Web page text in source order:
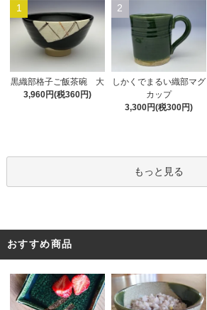
1
黒織部格子ご飯茶碗 大
3,960円(税360円)
2
しかくでまるい織部マグ
カップ
3,300円(税300円)
もっと見る
おすすめ商品